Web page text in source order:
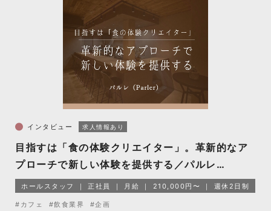
インタビュー 求人情報あり
目指すは「食の体験クリエイター」。革新的なア
プローチで新しい体験を提供する／パルレ
（Parler）
ホールスタッフ 正社員 月給 210,000円〜 週休2日制
#カフェ #飲食業界 #企画